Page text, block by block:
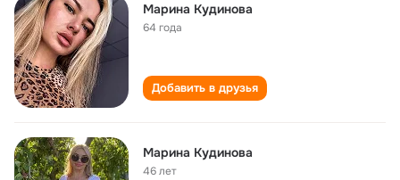
Марина Кудинова
64 года
Добавить в друзья
Марина Кудинова
46 лет